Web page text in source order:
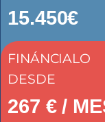
15.450€
FINÁNCIALO
DESDE
267 € /